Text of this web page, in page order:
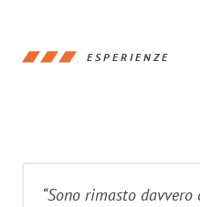
ESPERIENZE
“Sono rimasto